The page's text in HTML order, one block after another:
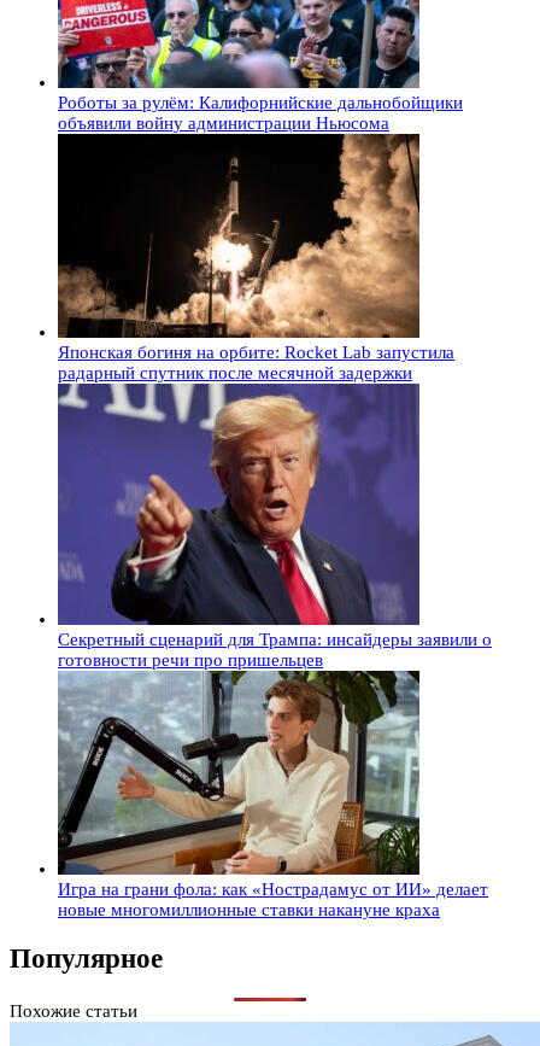
Роботы за рулём: Калифорнийские дальнобойщики
объявили войну администрации Ньюсома
Японская богиня на орбите: Rocket Lab запустила
радарный спутник после месячной задержки
Секретный сценарий для Трампа: инсайдеры заявили о
готовности речи про пришельцев
Игра на грани фола: как «Нострадамус от ИИ» делает
новые многомиллионные ставки накануне краха
Популярное
Похожие статьи